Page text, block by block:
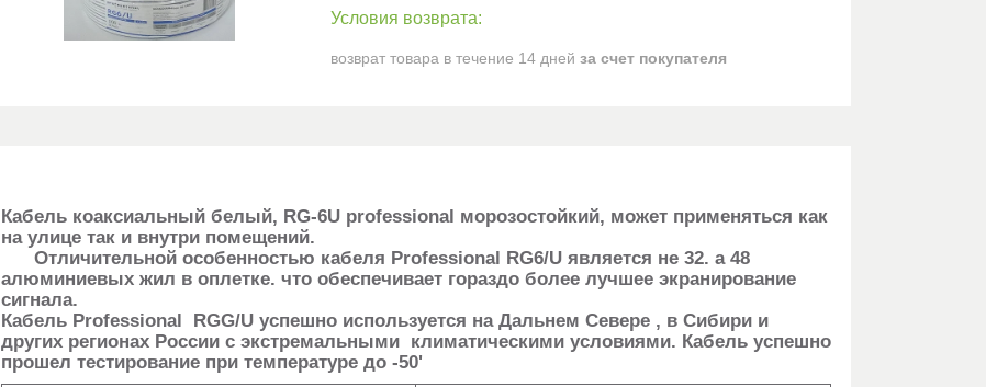
возврат товара в течение 14 дней за счет покупателя
Кабель коаксиальный белый, RG-6U professional морозостойкий, может применяться как
на улице так и внутри помещений.
Отличительной особенностью кабеля Professional RG6/U является не 32. a 48
алюминиевых жил в оплетке. что обеспечивает гораздо более лучшее экранирование
сигнала.
Кабель Professional RGG/U успешно используется на Дальнем Севере , в Сибири и
других регионах России с экстремальными климатическими условиями. Кабель успешно
прошел тестирование при температуре до -50'